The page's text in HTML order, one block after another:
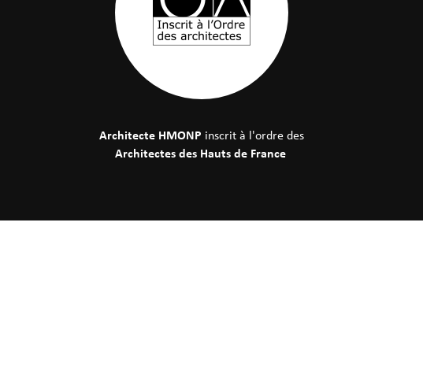
Architecte HMONP inscrit à l'ordre des
Architectes des Hauts de France